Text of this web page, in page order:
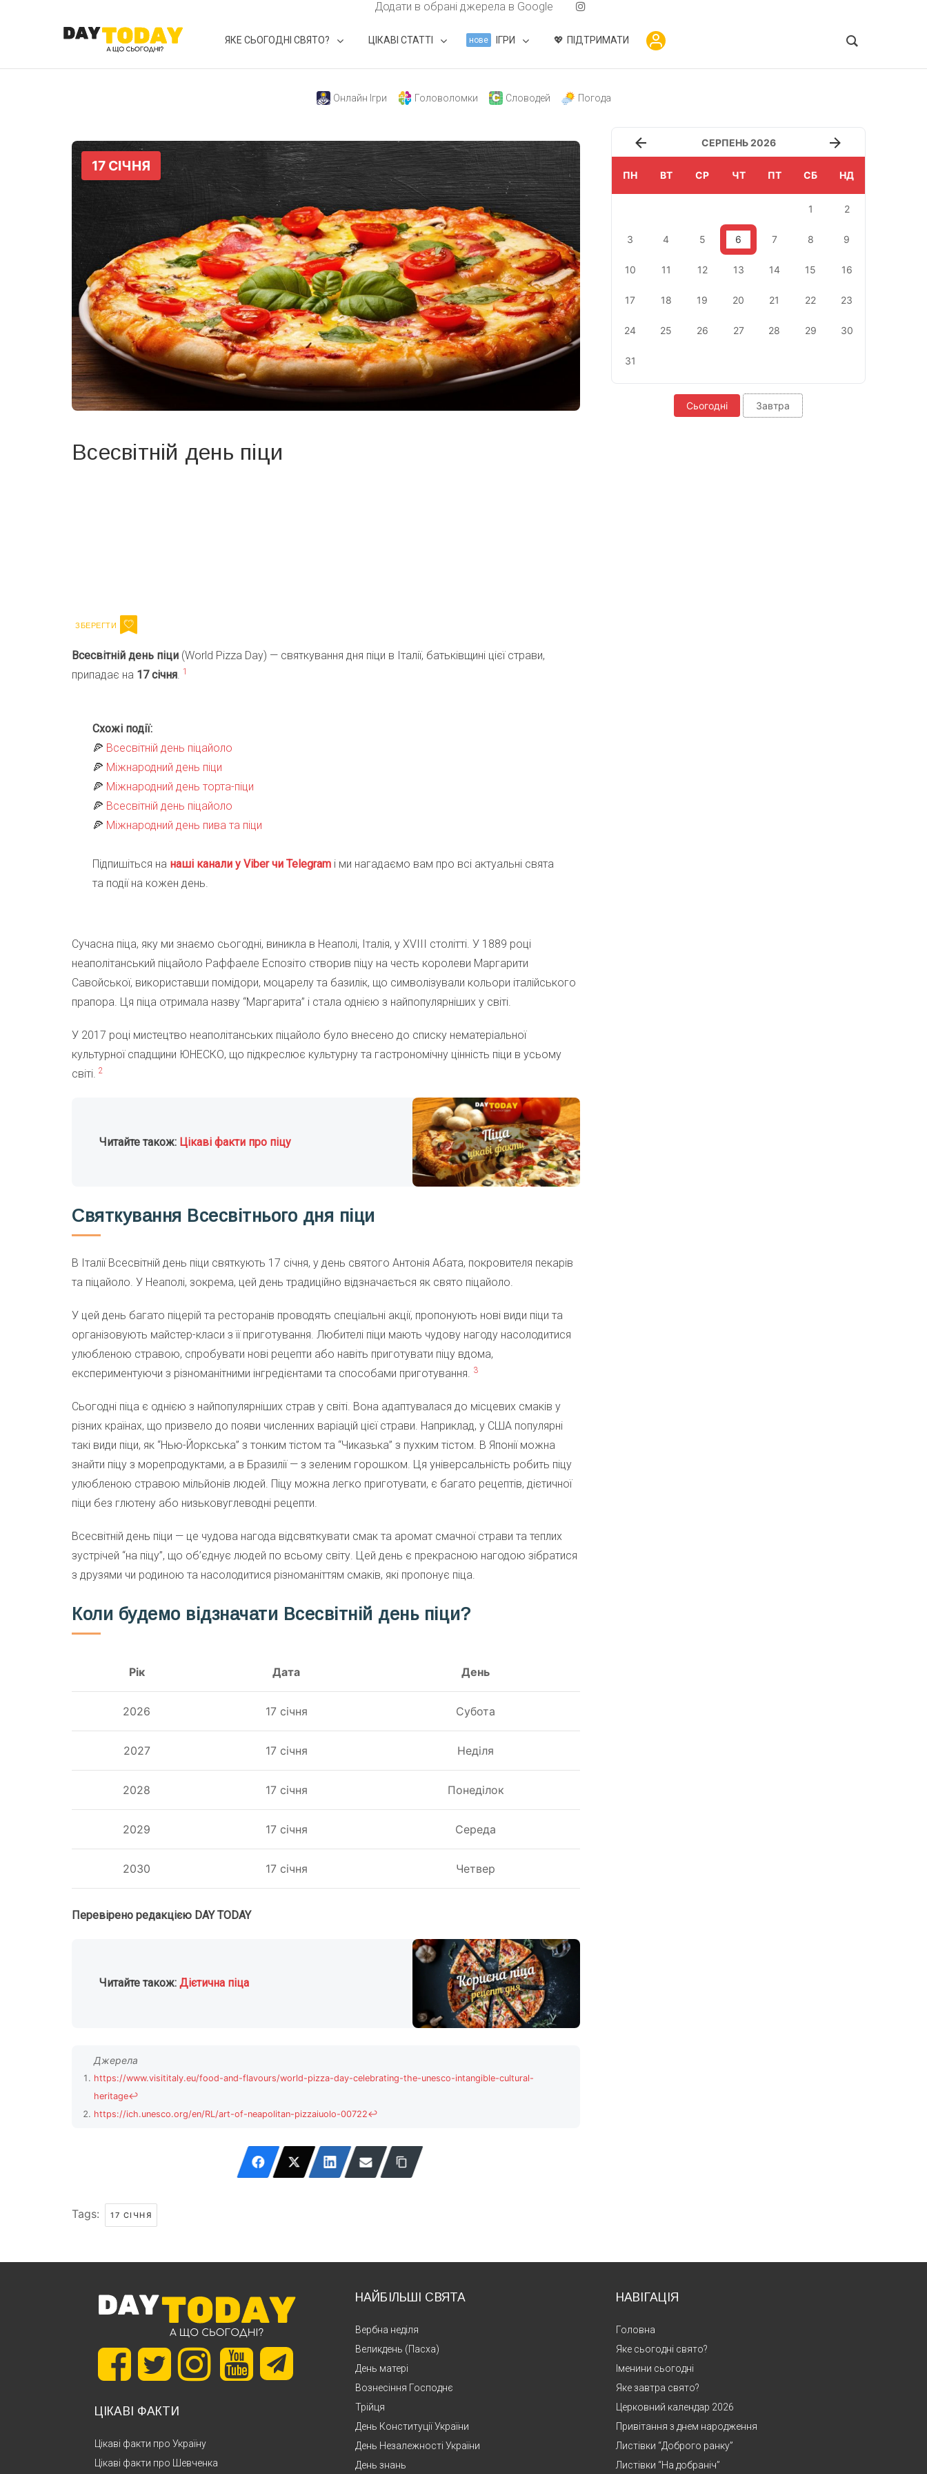
Додати в обрані джерела в Google
ЯКЕ СЬОГОДНІ СВЯТО? ЦІКАВІ СТАТТІ нове ІГРИ ПІДТРИМАТИ
Онлайн Ігри Головоломки Словодей Погода
Всесвітній день піци
Всесвітній день піци (World Pizza Day) — святкування дня піци в Італії, батьківщині цієї страви,
припадає на 17 січня. 1
Схожі події:
🍕 Всесвітній день піцайоло
🍕 Міжнародний день піци
🍕 Міжнародний день торта-піци
🍕 Всесвітній день піцайоло
🍕 Міжнародний день пива та піци
Підпишіться на наші канали у Viber чи Telegram і ми нагадаємо вам про всі актуальні свята
та події на кожен день.
Сучасна піца, яку ми знаємо сьогодні, виникла в Неаполі, Італія, у XVIII столітті. У 1889 році
неаполітанський піцайоло Раффаеле Еспозіто створив піцу на честь королеви Маргарити
Савойської, використавши помідори, моцарелу та базилік, що символізували кольори італійського
прапора. Ця піца отримала назву “Маргарита” і стала однією з найпопулярніших у світі.
У 2017 році мистецтво неаполітанських піцайоло було внесено до списку нематеріальної
культурної спадщини ЮНЕСКО, що підкреслює культурну та гастрономічну цінність піци в усьому
світі. 2
Читайте також: Цікаві факти про піцу
Святкування Всесвітнього дня піци
В Італії Всесвітній день піци святкують 17 січня, у день святого Антонія Абата, покровителя пекарів
та піцайоло. У Неаполі, зокрема, цей день традиційно відзначається як свято піцайоло.
У цей день багато піцерій та ресторанів проводять спеціальні акції, пропонують нові види піци та
організовують майстер-класи з її приготування. Любителі піци мають чудову нагоду насолодитися
улюбленою стравою, спробувати нові рецепти або навіть приготувати піцу вдома,
експериментуючи з різноманітними інгредієнтами та способами приготування. 3
Сьогодні піца є однією з найпопулярніших страв у світі. Вона адаптувалася до місцевих смаків у
різних країнах, що призвело до появи численних варіацій цієї страви. Наприклад, у США популярні
такі види піци, як “Нью-Йоркська” з тонким тістом та “Чиказька” з пухким тістом. В Японії можна
знайти піцу з морепродуктами, а в Бразилії — з зеленим горошком. Ця універсальність робить піцу
улюбленою стравою мільйонів людей. Піцу можна легко приготувати, є багато рецептів, дієтичної
піци без глютену або низьковуглеводні рецепти.
Всесвітній день піци — це чудова нагода відсвяткувати смак та аромат смачної страви та теплих
зустрічей “на піцу”, що об’єднує людей по всьому світу. Цей день є прекрасною нагодою зібратися
з друзями чи родиною та насолодитися різноманіттям смаків, які пропонує піца.
Коли будемо відзначати Всесвітній день піци?
Рік Дата День
2026 17 січня Субота
2027 17 січня Неділя
2028 17 січня Понеділок
2029 17 січня Середа
2030 17 січня Четвер
Перевірено редакцією DAY TODAY
Читайте також: Дієтична піца
https://www.visititaly.eu/food-and-flavours/world-pizza-day-celebrating-the-unesco-intangible-cultural-
heritage↩
https://ich.unesco.org/en/RL/art-of-neapolitan-pizzaiuolo-00722↩
Tags: 17 СІЧНЯ
СЕРПЕНЬ 2026
ПН ВТ СР ЧТ ПТ СБ НД
1 2
3 4 5 6 7 8 9
10 11 12 13 14 15 16
17 18 19 20 21 22 23
24 25 26 27 28 29 30
31
Сьогодні Завтра
ЦІКАВІ ФАКТИ
Цікаві факти про Україну
Цікаві факти про Шевченка
НАЙБІЛЬШІ СВЯТА
Вербна неділя
Великдень (Пасха)
День матері
Вознесіння Господнє
Трійця
День Конституції України
День Незалежності України
День знань
НАВІГАЦІЯ
Головна
Яке сьогодні свято?
Іменини сьогодні
Яке завтра свято?
Церковний календар 2026
Привітання з днем народження
Листівки “Доброго ранку”
Листівки “На добраніч”